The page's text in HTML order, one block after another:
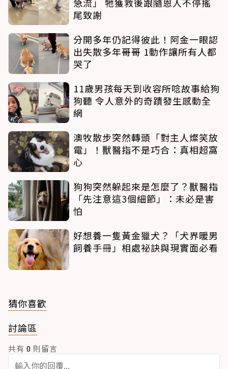
尾致謝
分開多年仍記得彼此！阿金一眼認
出失散多年哥哥 1動作讓所有人都
哭了
11歲男孩每天到收容所唸故事給狗
狗聽 令人意外的奇蹟發生感動全
網
澳牧散步突然轉頭「對主人燦笑放
電」！獸醫指不是巧合：真相超窩
心
狗狗突然躲起來是怎麼了？獸醫指
「先注意這3個細節」：未必是害
怕
好想養一隻黃金獵犬？「犬界暖男
飼養手冊」相處祕訣與現實面必看
猜你喜歡
討論區
共有 0 則留言